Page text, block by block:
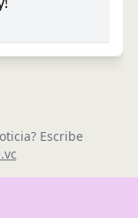
Escribe